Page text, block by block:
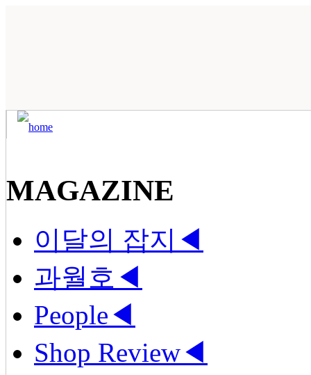
MAGAZINE
이달의 잡지 ◀
과월호 ◀
People◀
Shop Review◀